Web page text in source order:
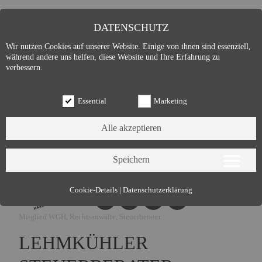
Mitglied WGH, Rechtsanwälte, Steuerberater
LEHMKÜHLER
DATENSCHUTZ
Wir nutzen Cookies auf unserer Website. Einige von ihnen sind essenziell,
während andere uns helfen, diese Website und Ihre Erfahrung zu
verbessern.
Essential Marketing
Essential (3)
Name:
Cookie Hinweis
Zweck:
Speichert die Cookie-Einstellungen des Besuchers
Cookies:
allowCookie
Laufzeit:
3 Monate
Cookie-Details | Datenschutzerklärung